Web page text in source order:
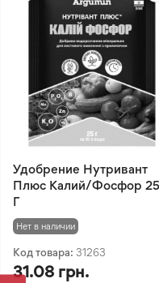
Удобрение Нутривант
Плюс Калий/Фосфор 25
Г
Нет в наличии
Код товара: 31263
31.08 грн.